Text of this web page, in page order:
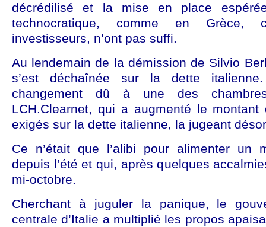
décrédilisé et la mise en place espérée
technocratique, comme en Grèce,
investisseurs, n’ont pas suffi.
Au lendemain de la démission de Silvio
s’est déchaînée sur la dette
changement dû à une des
LCH.Clearnet, qui a augmenté le
exigés sur la dette italienne, la jugeant
Ce n’était que l’alibi pour alimenter un
depuis l’été et qui, après quelques
mi-octobre.
Cherchant à juguler la panique, le
centrale d’Italie a multiplié les propos